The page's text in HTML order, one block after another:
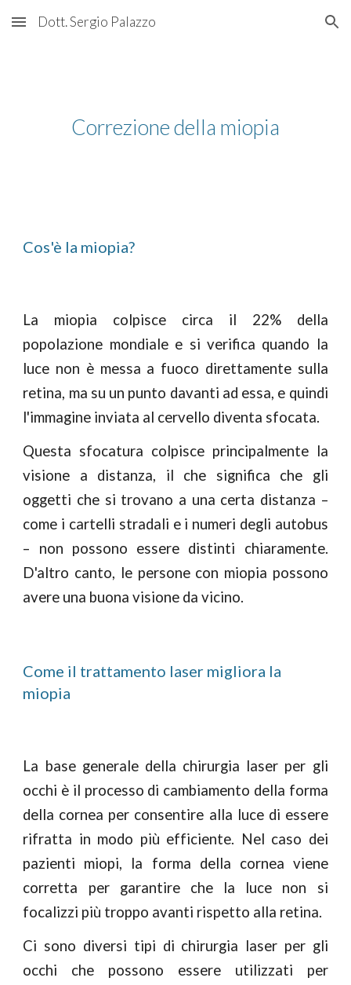
Skip to main content Skip to navigation
Dott. Sergio Palazzo
Correzione della miopia
Cos'è la miopia?
La miopia colpisce circa il 22% della
popolazione mondiale e si verifica quando la
luce non è messa a fuoco direttamente sulla
retina, ma su un punto davanti ad essa, e quindi
l'immagine inviata al cervello diventa sfocata.
Questa sfocatura colpisce principalmente la
visione a distanza, il che significa che gli
oggetti che si trovano a una certa distanza –
come i cartelli stradali e i numeri degli autobus
– non possono essere distinti chiaramente.
D'altro canto, le persone con miopia possono
avere una buona visione da vicino.
Come il trattamento laser migliora la
miopia
La base generale della chirurgia laser per gli
occhi è il processo di cambiamento della forma
della cornea per consentire alla luce di essere
rifratta in modo più efficiente. Nel caso dei
pazienti miopi, la forma della cornea viene
corretta per garantire che la luce non si
focalizzi più troppo avanti rispetto alla retina.
Ci sono diversi tipi di chirurgia laser per gli
occhi che possono essere utilizzati per